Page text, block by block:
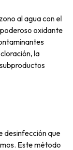
al agua con el
oxidante
la
desinfección que
Este método